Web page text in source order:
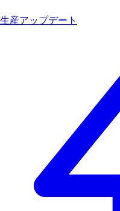
生産アップデート